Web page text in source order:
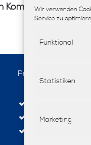
Wir verwenden
Service zu
Funktional
Statistiken
Marketing
Produkte
Stoffe